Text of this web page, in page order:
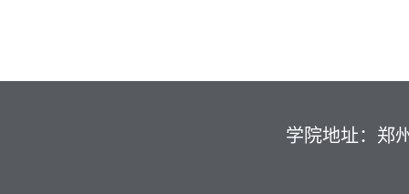
学院地址：郑